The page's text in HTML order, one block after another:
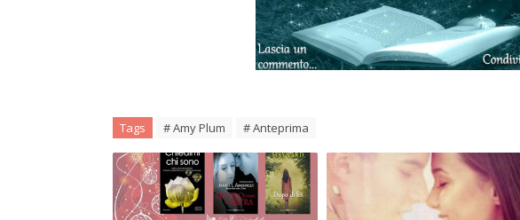
Tags # Amy Plum # Anteprima